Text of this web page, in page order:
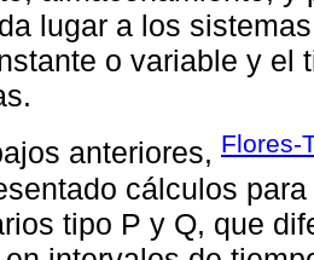
lugar a los
o variable y el
anteriores, Flores-
cálculos
tipo P y Q, que